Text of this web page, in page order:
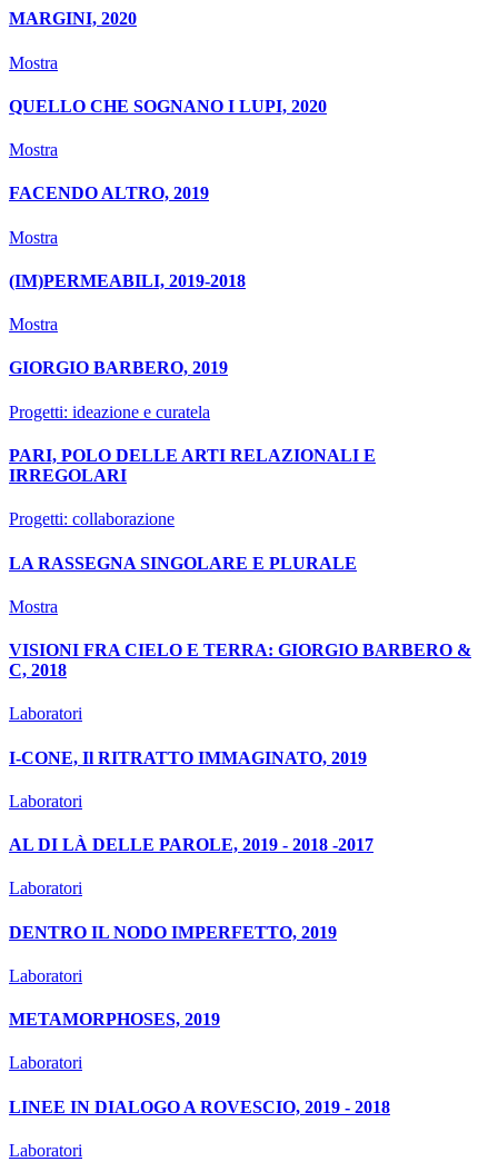
MARGINI, 2020
Mostra
QUELLO CHE SOGNANO I LUPI, 2020
Mostra
FACENDO ALTRO, 2019
Mostra
(IM)PERMEABILI, 2019-2018
Mostra
GIORGIO BARBERO, 2019
Progetti: ideazione e curatela
PARI, POLO DELLE ARTI RELAZIONALI E
IRREGOLARI
Progetti: collaborazione
LA RASSEGNA SINGOLARE E PLURALE
Mostra
VISIONI FRA CIELO E TERRA: GIORGIO BARBERO &
C, 2018
Laboratori
I-CONE, Il RITRATTO IMMAGINATO, 2019
Laboratori
AL DI LÀ DELLE PAROLE, 2019 - 2018 -2017
Laboratori
DENTRO IL NODO IMPERFETTO, 2019
Laboratori
METAMORPHOSES, 2019
Laboratori
LINEE IN DIALOGO A ROVESCIO, 2019 - 2018
Laboratori